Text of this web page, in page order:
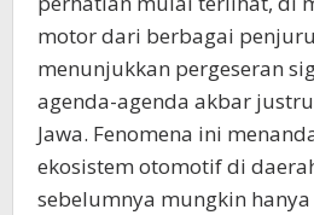
motor dari berbagai
menunjukkan pergeseran
agenda-agenda akbar
Jawa. Fenomena ini
ekosistem otomotif di
sebelumnya mungkin